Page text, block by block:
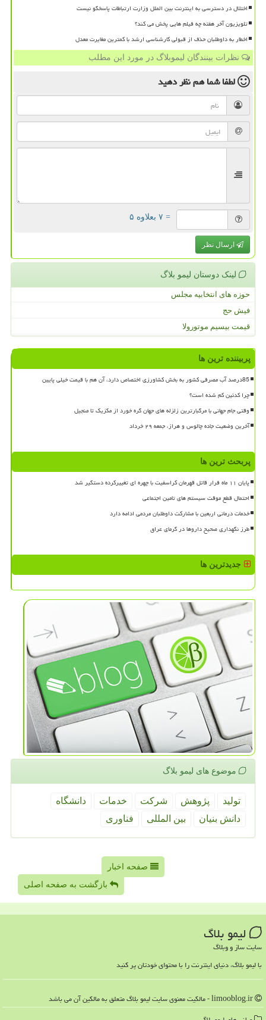
اختلال در دسترسی به اینترنت بین الملل وزارت ارتباطات پاسخگو نیست
تلویزیون آخر هفته چه فیلم هایی پخش می کند؟
اخطار به داوطلبان حذف از قبولی کارشناسی ارشد با کمترین مغایرت معدل
نظرات بینندگان لیموبلاگ در مورد این مطلب
لطفا شما همنظر دهید
= ۷ بعلاوه ۵
ارسال نظر
لینک دوستان لیمو بلاگ
حوزه های انتخابیه مجلس
فیش حج
قیمت بیسیم موتورولا
پربیننده ترین ها
85درصد آب مصرفی کشور به بخش کشاورزی اختصاص دارد، آن هم با قیمت خیلی پایین
چرا کدئین کم شده است؟
وقتی جام جهانی با مرگبارترین زلزله های جهان گره خورد از مکزیک تا منجیل
آخرین وضعیت جاده چالوس و هراز، جمعه ۲۹ خرداد
پربحث ترین ها
پایان ۱۱ ماه فرار قاتل قهرمان کراسفیت با چهره ای تغییرکرده دستگیر شد
احتمال قطع موقت سیستم های تامین اجتماعی
خدمات درمانی اربعین با مشارکت داوطلبان مردمی ادامه دارد
طرز نگهداری صحیح داروها در گرمای عراق
جدیدترین ها
موضوع های لیمو بلاگ
تولید پژوهش شركت خدمات
دانشگاه
دانش بنیان
بین المللی فناوری
صفحه اخبار
بازگشت به صفحه اصلی
لیمو بلاگ
سایت ساز و وبلاگ
با لیمو بلاگ، دنیای اینترنت را با محتوای خودتان پر کنید